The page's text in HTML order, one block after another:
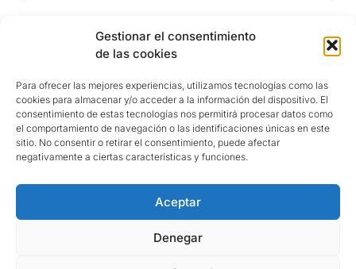
Gestionar el consentimiento
de las cookies
Para ofrecer las mejores experiencias, utilizamos tecnologías como las
cookies para almacenar y/o acceder a la información del dispositivo. El
consentimiento de estas tecnologías nos permitirá procesar datos como
el comportamiento de navegación o las identificaciones únicas en este
sitio. No consentir o retirar el consentimiento, puede afectar
negativamente a ciertas características y funciones.
Aceptar
Denegar
43592 Xerta
Tarragona (España)
Telf. +34 977473810
Coordenadas GPS:
40º 54′ 31″ N / 0º 29′ 26″ E
reservas@hotelvillaretiro.com
© Hotel Villa Retiro | Política de privacitat